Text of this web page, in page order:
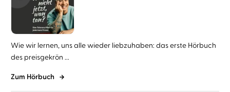
Wie wir lernen, uns alle wieder liebzuhaben: das erste Hörbuch
des preisgekrön ...
Zum Hörbuch